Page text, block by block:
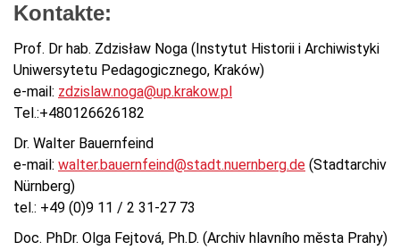
Kontakte:
Prof. Dr hab. Zdzisław Noga (Instytut Historii i Archiwistyki
Uniwersytetu Pedagogicznego, Kraków)
e-mail: zdzislaw.noga@up.krakow.pl
Tel.:+480126626182
Dr. Walter Bauernfeind
e-mail: walter.bauernfeind@stadt.nuernberg.de (Stadtarchiv
Nürnberg)
tel.: +49 (0)9 11 / 2 31-27 73
Doc. PhDr. Olga Fejtová, Ph.D. (Archiv hlavního města Prahy)